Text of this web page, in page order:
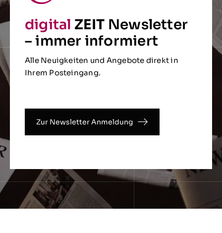
digital ZEIT Newsletter
– immer informiert
Alle Neuigkeiten und Angebote direkt in
Ihrem Posteingang.
Zur Newsletter Anmeldung